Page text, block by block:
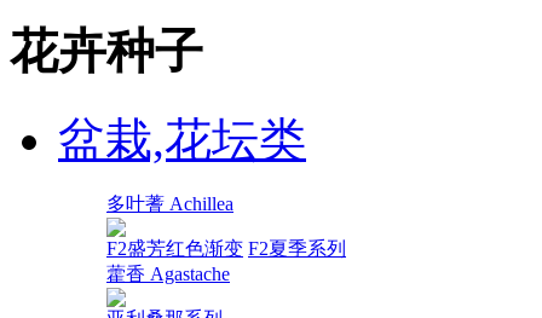
花卉种子
盆栽,花坛类
多叶蓍 Achillea
F2盛芳红色渐变 F2夏季系列
藿香 Agastache